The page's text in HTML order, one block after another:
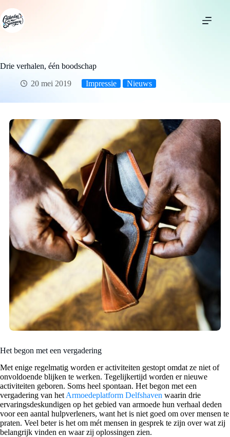
naar
de
Drie verhalen, één boodschap
20 mei 2019
Impressie Nieuws
Het begon met een vergadering
Met enige regelmatig worden er activiteiten gestopt omdat ze niet of
onvoldoende blijken te werken. Tegelijkertijd worden er nieuwe
activiteiten geboren. Soms heel spontaan. Het begon met een
vergadering van het Armoedeplatform Delfshaven waarin drie
ervaringsdeskundigen op het gebied van armoede hun verhaal deden
voor een aantal hulpverleners, want het is niet goed om over mensen te
praten. Veel beter is het om mét mensen in gesprek te zijn over wat zij
belangrijk vinden en waar zij oplossingen zien.